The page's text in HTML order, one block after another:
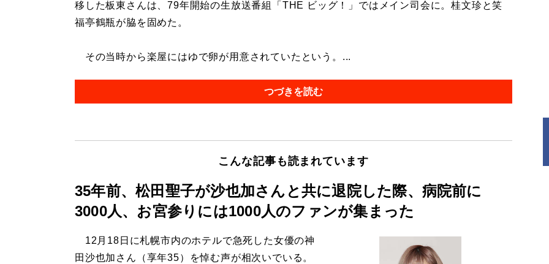
移した板東さんは、79年開始の生放送番組「THE ビッグ！」ではメイン司会に。桂文珍と笑
福亭鶴瓶が脇を固めた。
その当時から楽屋にはゆで卵が用意されていたという。...
つづきを読む
こんな記事も読まれています
35年前、松田聖子が沙也加さんと共に退院した際、病院前に
3000人、お宮参りには1000人のファンが集まった
12月18日に札幌市内のホテルで急死した女優の神
田沙也加さん（享年35）を悼む声が相次いでいる。